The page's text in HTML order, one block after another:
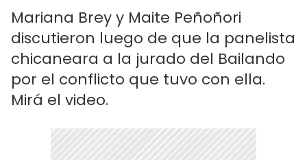
Mariana Brey y Maite Peñoñori
discutieron luego de que la panelista
chicaneara a la jurado del Bailando
por el conflicto que tuvo con ella.
Mirá el video.